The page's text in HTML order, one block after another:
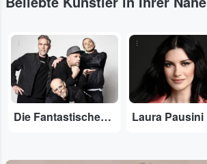
Die Fantastischen Vier
...
Laura Pausini